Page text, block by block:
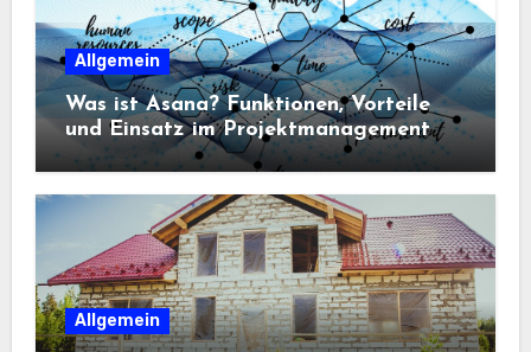
Allgemein
Was ist Asana? Funktionen, Vorteile
und Einsatz im Projektmanagement
Allgemein